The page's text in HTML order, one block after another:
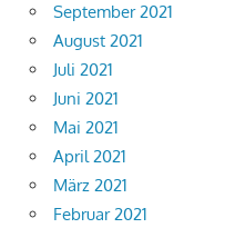
September 2021
August 2021
Juli 2021
Juni 2021
Mai 2021
April 2021
März 2021
Februar 2021